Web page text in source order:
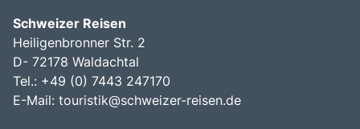
Schweizer Reisen
Heiligenbronner Str. 2
D- 72178 Waldachtal
Tel.: +49 (0) 7443 247170
E-Mail: touristik@schweizer-reisen.de